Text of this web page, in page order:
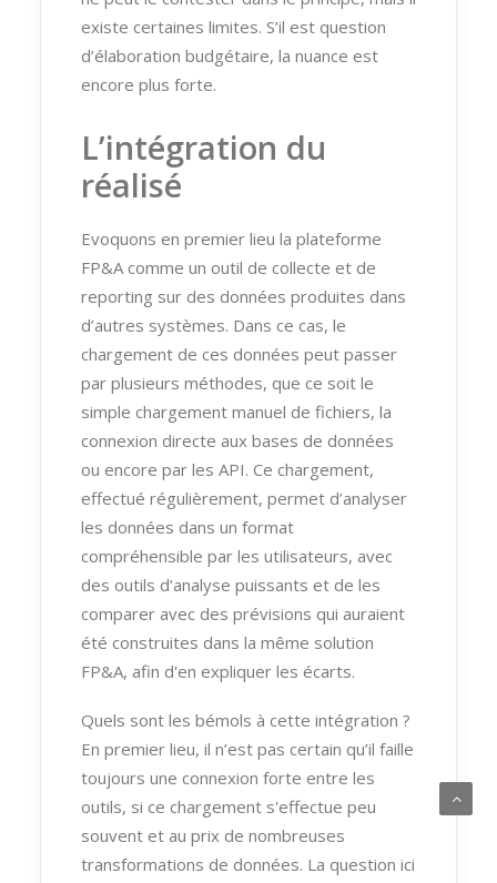
existe certaines limites. S’il est question
d’élaboration budgétaire, la nuance est
encore plus forte.
L’intégration du
réalisé
Evoquons en premier lieu la plateforme
FP&A comme un outil de collecte et de
reporting sur des données produites dans
d’autres systèmes. Dans ce cas, le
chargement de ces données peut passer
par plusieurs méthodes, que ce soit le
simple chargement manuel de fichiers, la
connexion directe aux bases de données
ou encore par les API. Ce chargement,
effectué régulièrement, permet d’analyser
les données dans un format
compréhensible par les utilisateurs, avec
des outils d’analyse puissants et de les
comparer avec des prévisions qui auraient
été construites dans la même solution
FP&A, afin d'en expliquer les écarts.
Quels sont les bémols à cette intégration ?
En premier lieu, il n’est pas certain qu’il faille
toujours une connexion forte entre les
outils, si ce chargement s'effectue peu
souvent et au prix de nombreuses
transformations de données. La question ici